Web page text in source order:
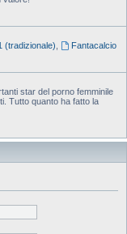
(tradizionale)
Fantacalcio
star del porno femminile
Tutto quanto ha fatto la